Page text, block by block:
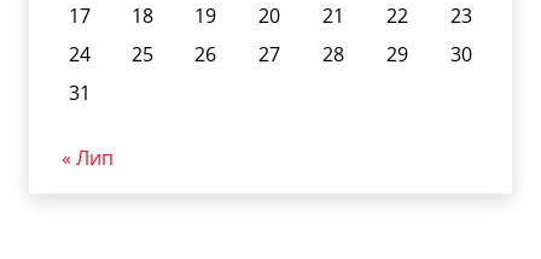
17
18 19 20 21 22
23
24
25 26 27 28 29
30
31
« Лип